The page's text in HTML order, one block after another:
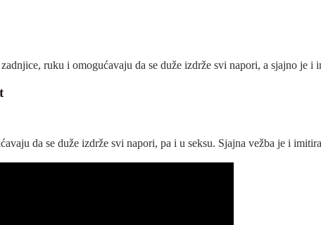
ruku i omogućavaju da se duže izdrže svi napori, a sjajno je i
da se duže izdrže svi napori, pa i u seksu. Sjajna vežba je i